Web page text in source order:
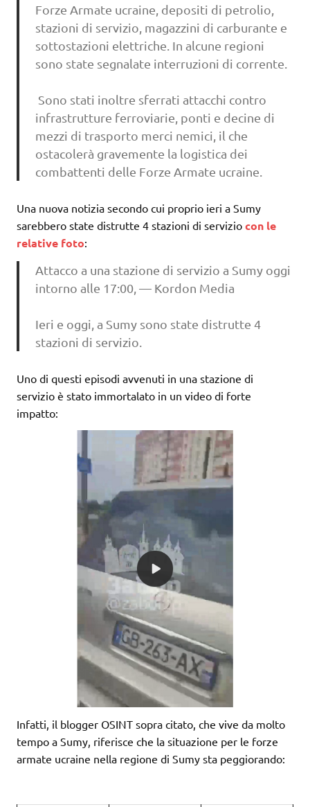
Forze Armate ucraine, depositi di petrolio,
stazioni di servizio, magazzini di carburante e
sottostazioni elettriche. In alcune regioni
sono state segnalate interruzioni di corrente.
Sono stati inoltre sferrati attacchi contro
infrastrutture ferroviarie, ponti e decine di
mezzi di trasporto merci nemici, il che
ostacolerà gravemente la logistica dei
combattenti delle Forze Armate ucraine.
Una nuova notizia secondo cui proprio ieri a Sumy
sarebbero state distrutte 4 stazioni di servizio con le
relative foto:
Attacco a una stazione di servizio a Sumy oggi
intorno alle 17:00, — Kordon Media
Ieri e oggi, a Sumy sono state distrutte 4
stazioni di servizio.
Uno di questi episodi avvenuti in una stazione di
servizio è stato immortalato in un video di forte
impatto:
Infatti, il blogger OSINT sopra citato, che vive da molto
tempo a Sumy, riferisce che la situazione per le forze
armate ucraine nella regione di Sumy sta peggiorando: